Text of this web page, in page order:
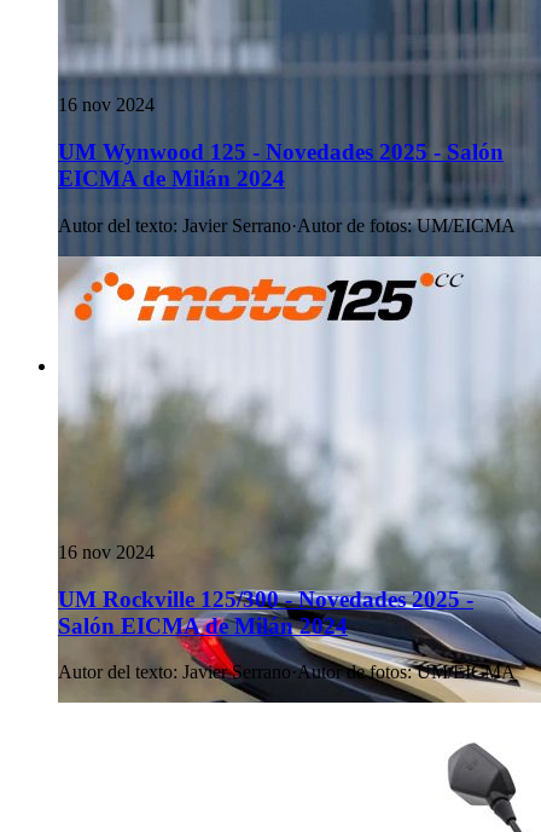
16 nov 2024
UM Wynwood 125 - Novedades 2025 - Salón
EICMA de Milán 2024
Autor del texto: Javier Serrano·Autor de fotos: UM/EICMA
16 nov 2024
UM Rockville 125/300 - Novedades 2025 -
Salón EICMA de Milán 2024
Autor del texto: Javier Serrano·Autor de fotos: UM/EICMA